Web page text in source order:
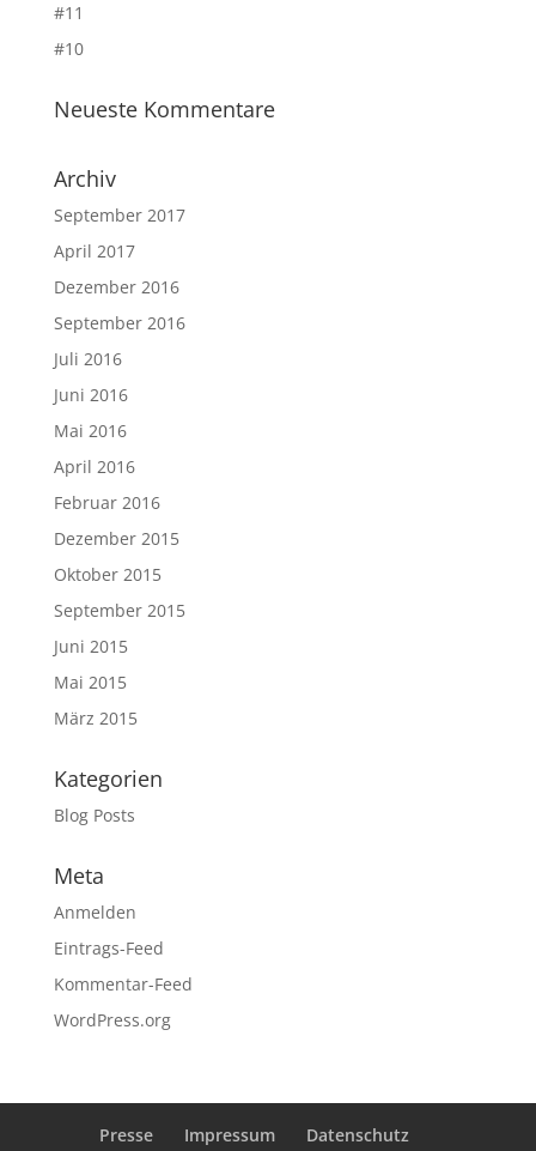
#11
#10
Neueste Kommentare
Archiv
September 2017
April 2017
Dezember 2016
September 2016
Juli 2016
Juni 2016
Mai 2016
April 2016
Februar 2016
Dezember 2015
Oktober 2015
September 2015
Juni 2015
Mai 2015
März 2015
Kategorien
Blog Posts
Meta
Anmelden
Eintrags-Feed
Kommentar-Feed
WordPress.org
Presse Impressum Datenschutz